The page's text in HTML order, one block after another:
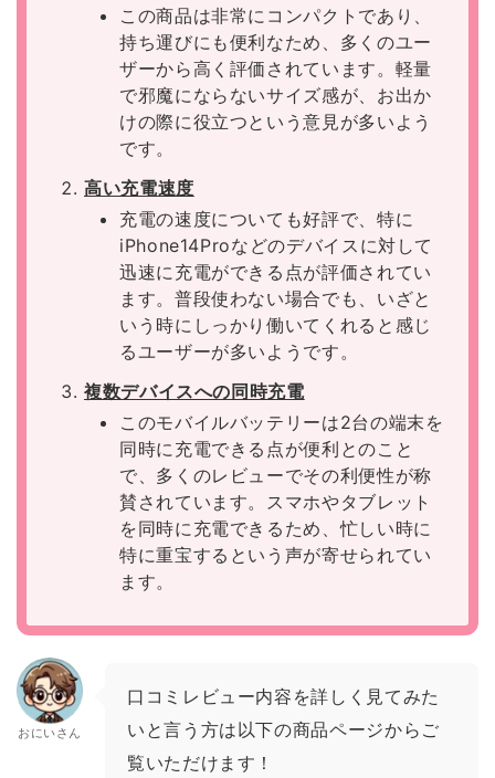
この商品は非常にコンパクトであり、
持ち運びにも便利なため、多くのユー
ザーから高く評価されています。軽量
で邪魔にならないサイズ感が、お出か
けの際に役立つという意見が多いよう
です。
高い充電速度
充電の速度についても好評で、特に
iPhone14Proなどのデバイスに対して
迅速に充電ができる点が評価されてい
ます。普段使わない場合でも、いざと
いう時にしっかり働いてくれると感じ
るユーザーが多いようです。
複数デバイスへの同時充電
このモバイルバッテリーは2台の端末を
同時に充電できる点が便利とのこと
で、多くのレビューでその利便性が称
賛されています。スマホやタブレット
を同時に充電できるため、忙しい時に
特に重宝するという声が寄せられてい
ます。
おにいさん
口コミレビュー内容を詳しく見てみた
いと言う方は以下の商品ページからご
覧いただけます！